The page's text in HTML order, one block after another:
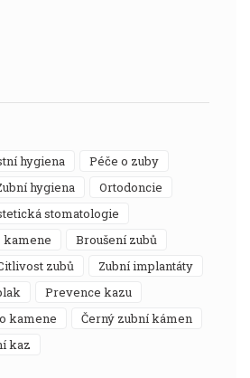
hygiena
péče o zuby
zubní hygiena
ortodoncie
stomatologie
kamene
broušení zubů
citlivost zubů
zubní implantáty
prevence kazu
kamene
černý zubní kámen
kaz